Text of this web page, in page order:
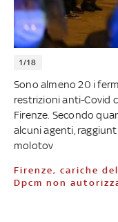
1/18
Sono almeno 20 i
restrizioni anti-Covid
Firenze. Secondo
alcuni agenti,
molotov
Firenze, cariche della polizia contro cortei anti-
Dpcm non